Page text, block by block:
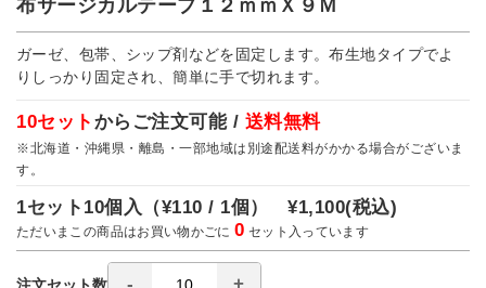
布サージカルテープ１２ｍｍＸ９Ｍ
ガーゼ、包帯、シップ剤などを固定します。布生地タイプでよ
りしっかり固定され、簡単に手で切れます。
10セット からご注文可能 / 送料無料
※北海道・沖縄県・離島・一部地域は別途配送料がかかる場合がございま
す。
1セット10個入（¥110 / 1個）¥1,100(税込)
ただいまこの商品はお買い物かごに0 セット入っています